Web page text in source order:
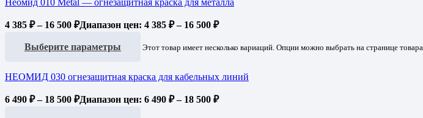
4 385 ₽ – 16 500 ₽Диапазон цен: 4 385 ₽ – 16 500 ₽
Выберите параметры Этот товар имеет несколько вариаций. Опции можно выбрать на странице товара.
НЕОМИД 030 огнезащитная краска для кабельных линий
6 490 ₽ – 18 500 ₽Диапазон цен: 6 490 ₽ – 18 500 ₽